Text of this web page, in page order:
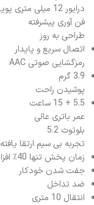
درایور 12 میلی متری پویا
فن آوری پیشرفته
طراحی به روز
اتصال سریع و پایدار
رمزگشایی صوتی AAC
3.9 گرم
پوشیدن راحت
5.5 + 15 ساعت
عمر باتری عالی
بلوتوث 5.2
تجربه بی سیم ارتقا یافته
زمان پخش تنها 40٪ افزایش می یابد
جفت شدن خودکار
ضد تداخل
انتقال 10 متری